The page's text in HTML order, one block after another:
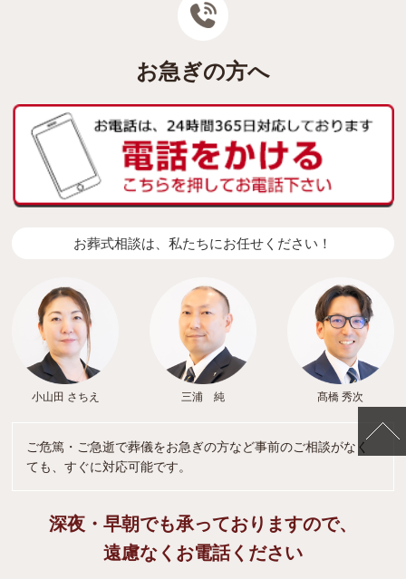
お急ぎの方へ
お葬式相談は、私たちにお任せください！
小山田 さちえ 三浦 純 髙橋 秀次
ご危篤・ご急逝で葬儀をお急ぎの方など事前のご相談がなく
ても、すぐに対応可能です。
深夜・早朝でも承っておりますので、
遠慮なくお電話ください